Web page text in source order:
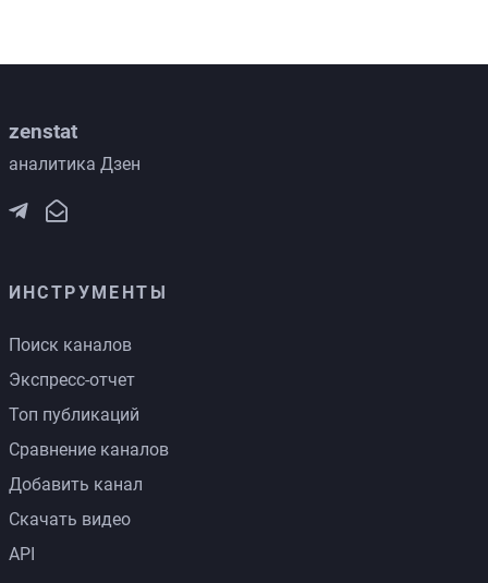
zenstat
аналитика Дзен
ИНСТРУМЕНТЫ
Поиск каналов
Экспресс-отчет
Топ публикаций
Сравнение каналов
Добавить канал
Скачать видео
API